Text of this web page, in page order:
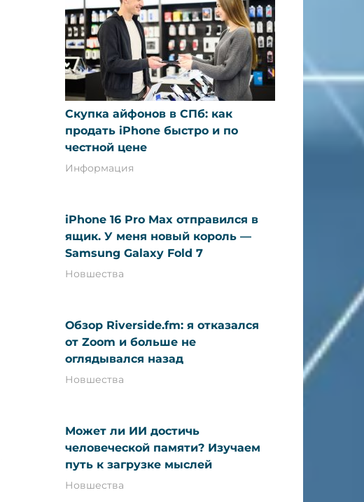
Скупка айфонов в СПб: как
продать iPhone быстро и по
честной цене
Информация
iPhone 16 Pro Max отправился в
ящик. У меня новый король —
Samsung Galaxy Fold 7
Новшества
Обзор Riverside.fm: я отказался
от Zoom и больше не
оглядывался назад
Новшества
Может ли ИИ достичь
человеческой памяти? Изучаем
путь к загрузке мыслей
Новшества